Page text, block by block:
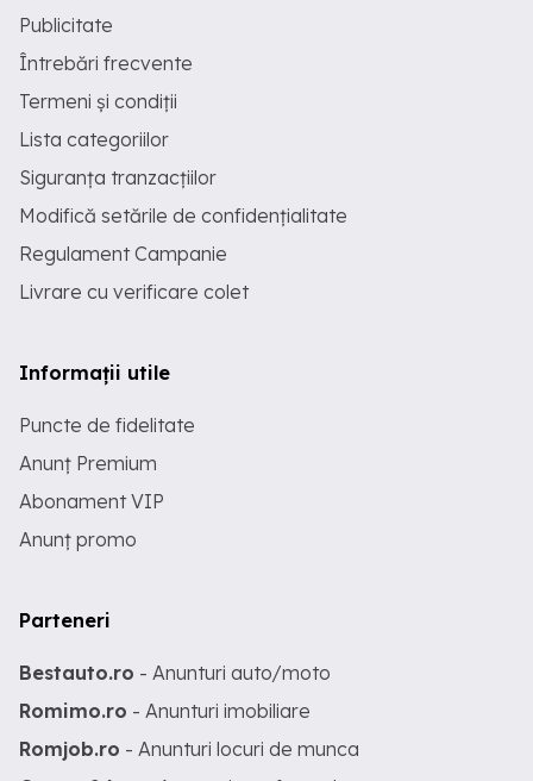
Publicitate
Întrebări frecvente
Termeni și condiții
Lista categoriilor
Siguranța tranzacțiilor
Modifică setările de confidențialitate
Regulament Campanie
Livrare cu verificare colet
Informații utile
Puncte de fidelitate
Anunț Premium
Abonament VIP
Anunț promo
Parteneri
Bestauto.ro - Anunturi auto/moto
Romimo.ro - Anunturi imobiliare
Romjob.ro - Anunturi locuri de munca